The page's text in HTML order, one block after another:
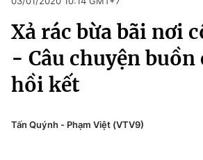
Chuyên mục
Chính trị
Xã hội
Pháp luật
Thể thao
Truyền hình
Đời sống
Xả rác bừa bãi nơi
- Câu chuyện buồn
hồi kết
Tấn Quýnh - Phạm Việt (VTV9)